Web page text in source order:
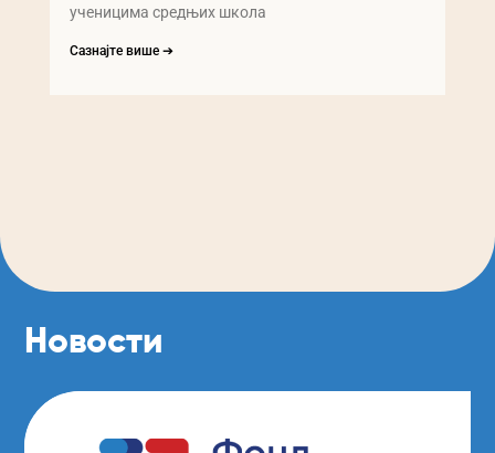
ученицима средњих школа
Сазнајте више ➔
Новости